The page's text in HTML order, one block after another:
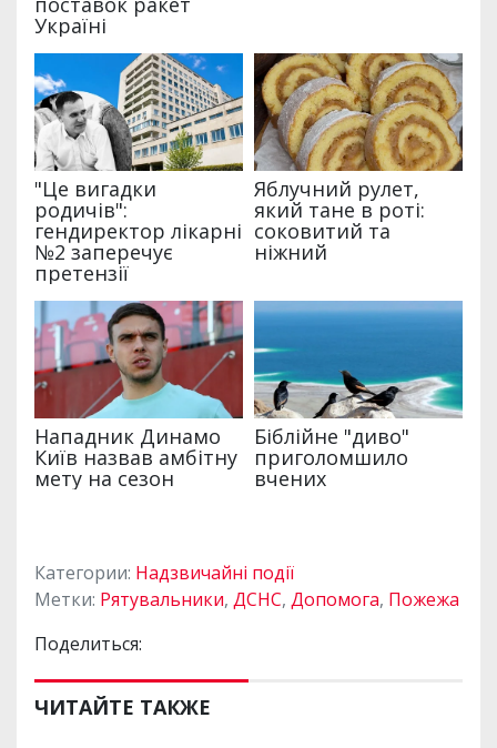
Категории: Надзвичайні події
Метки: Рятувальники, ДСНС, Допомога, Пожежа
Поделиться:
ЧИТАЙТЕ ТАКЖЕ